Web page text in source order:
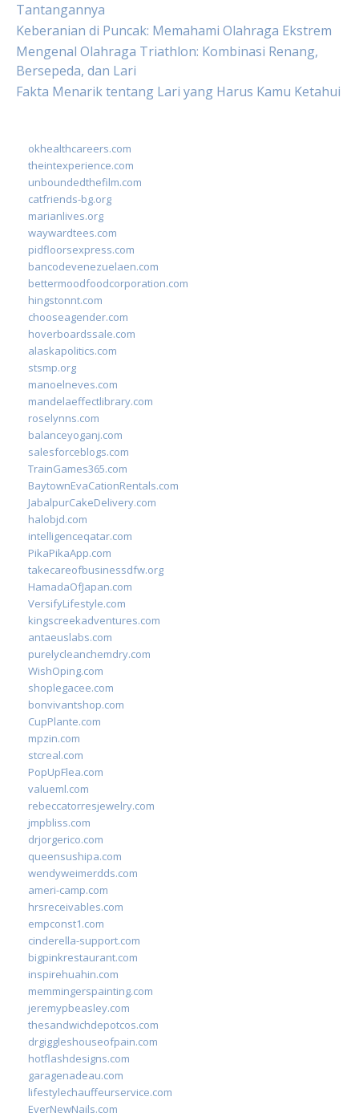
Tantangannya
Keberanian di Puncak: Memahami Olahraga Ekstrem
Mengenal Olahraga Triathlon: Kombinasi Renang,
Bersepeda, dan Lari
Fakta Menarik tentang Lari yang Harus Kamu Ketahui
okhealthcareers.com
theintexperience.com
unboundedthefilm.com
catfriends-bg.org
marianlives.org
waywardtees.com
pidfloorsexpress.com
bancodevenezuelaen.com
bettermoodfoodcorporation.com
hingstonnt.com
chooseagender.com
hoverboardssale.com
alaskapolitics.com
stsmp.org
manoelneves.com
mandelaeffectlibrary.com
roselynns.com
balanceyoganj.com
salesforceblogs.com
TrainGames365.com
BaytownEvaCationRentals.com
JabalpurCakeDelivery.com
halobjd.com
intelligenceqatar.com
PikaPikaApp.com
takecareofbusinessdfw.org
HamadaOfJapan.com
VersifyLifestyle.com
kingscreekadventures.com
antaeuslabs.com
purelycleanchemdry.com
WishOping.com
shoplegacee.com
bonvivantshop.com
CupPlante.com
mpzin.com
stcreal.com
PopUpFlea.com
valueml.com
rebeccatorresjewelry.com
jmpbliss.com
drjorgerico.com
queensushipa.com
wendyweimerdds.com
ameri-camp.com
hrsreceivables.com
empconst1.com
cinderella-support.com
bigpinkrestaurant.com
inspirehuahin.com
memmingerspainting.com
jeremypbeasley.com
thesandwichdepotcos.com
drgiggleshouseofpain.com
hotflashdesigns.com
garagenadeau.com
lifestylechauffeurservice.com
EverNewNails.com